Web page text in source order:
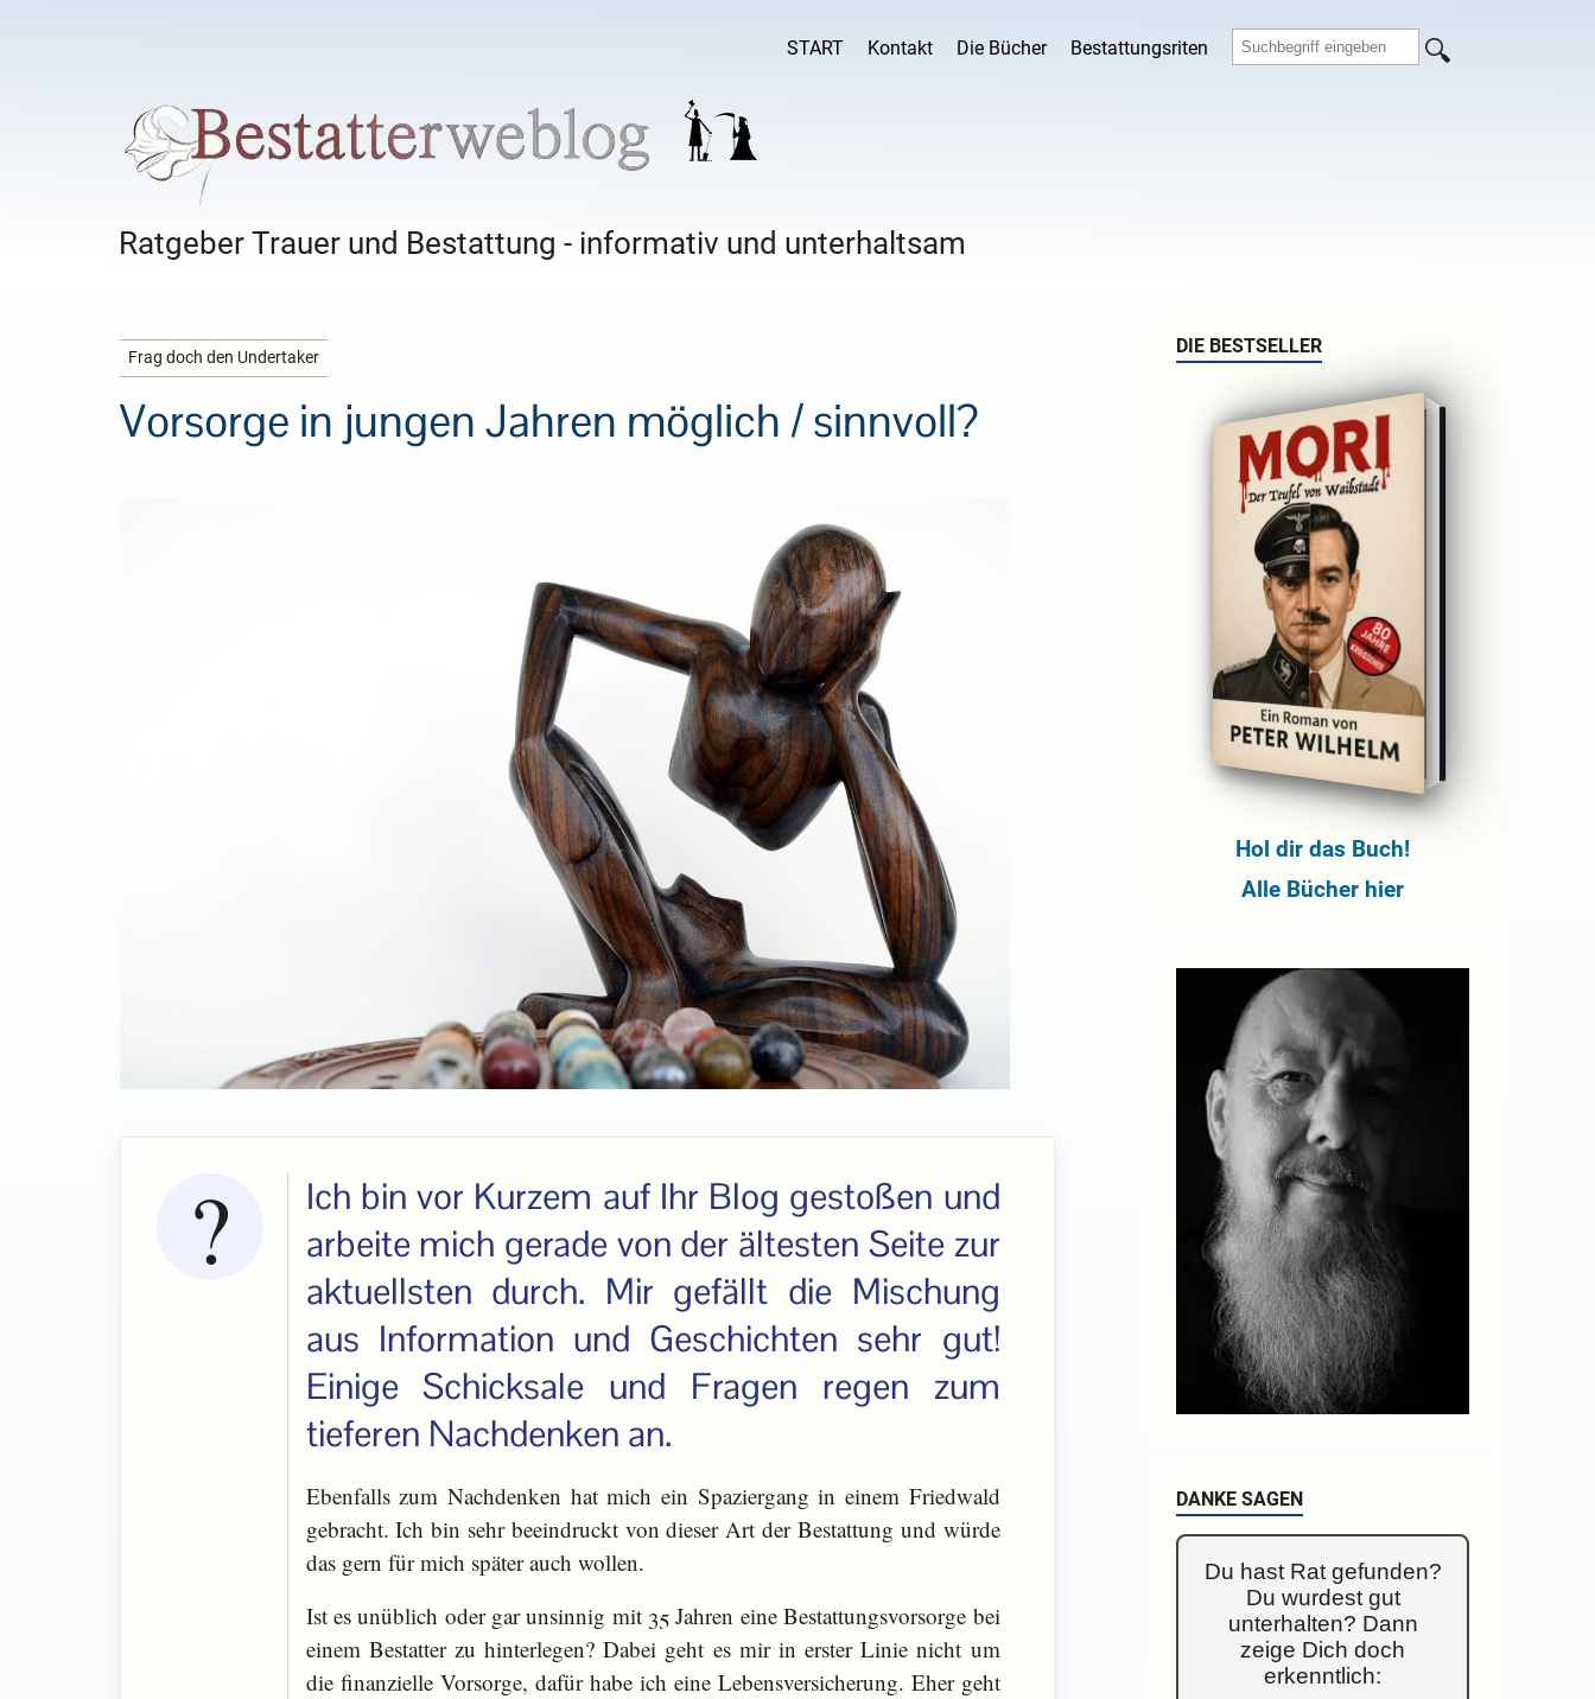
START Kontakt Die Bücher Bestattungsriten
Ratgeber Trauer und Bestattung - informativ und unterhaltsam
Frag doch den Undertaker
Vorsorge in jungen Jahren möglich / sinnvoll?
Ich bin vor Kurzem auf Ihr Blog gestoßen und
arbeite mich gerade von der ältesten Seite zur
aktuellsten durch. Mir gefällt die Mischung
aus Information und Geschichten sehr gut!
Einige Schicksale und Fragen regen zum
tieferen Nachdenken an.
Ebenfalls zum Nachdenken hat mich ein Spaziergang in einem Friedwald
gebracht. Ich bin sehr beeindruckt von dieser Art der Bestattung und würde
das gern für mich später auch wollen.
Ist es unüblich oder gar unsinnig mit 35 Jahren eine Bestattungsvorsorge bei
einem Bestatter zu hinterlegen? Dabei geht es mir in erster Linie nicht um
die finanzielle Vorsorge, dafür habe ich eine Lebensversicherung. Eher geht
DIE BESTSELLER
Hol dir das Buch!
Alle Bücher hier
DANKE SAGEN
Du hast Rat gefunden?
Du wurdest gut
unterhalten? Dann
zeige Dich doch
erkenntlich: